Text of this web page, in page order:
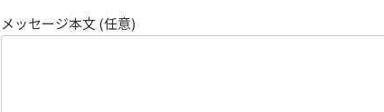
メッセージ本文 (任意)